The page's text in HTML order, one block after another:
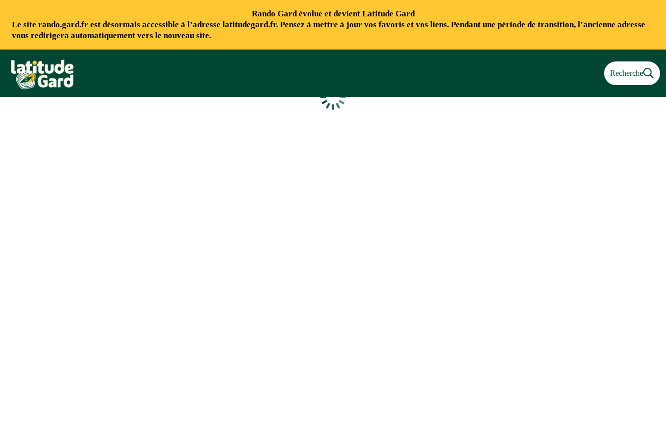
Rando Gard évolue et devient Latitude Gard
Le site rando.gard.fr est désormais accessible à l’adresse latitudegard.fr. Pensez à mettre à jour vos favoris et vos liens. Pendant une période de transition, l’ancienne adresse
vous redirigera automatiquement vers le nouveau site.
Rando Gard Recherche
Chargement